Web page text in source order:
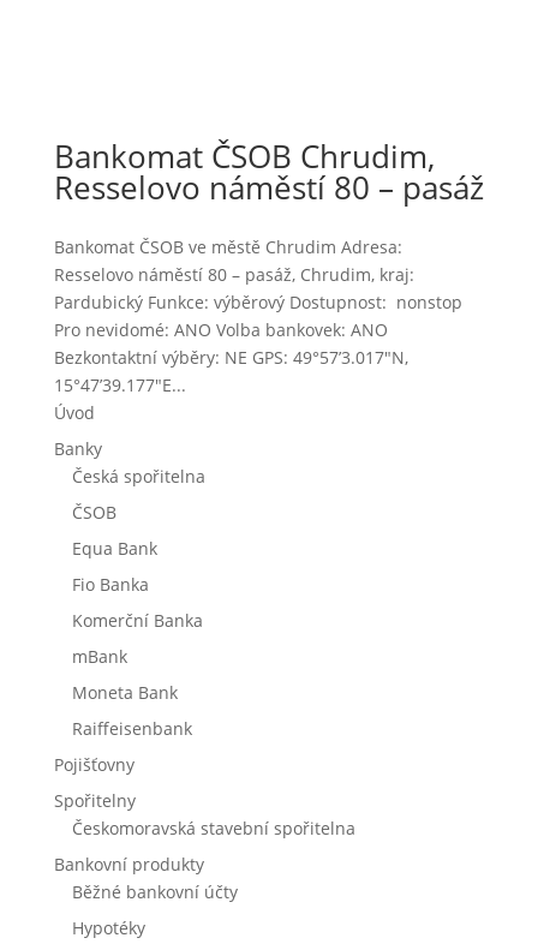
Bankomat ČSOB Chrudim,
Resselovo náměstí 80 – pasáž
Bankomat ČSOB ve městě Chrudim Adresa:
Resselovo náměstí 80 – pasáž, Chrudim, kraj:
Pardubický Funkce: výběrový Dostupnost: nonstop
Pro nevidomé: ANO Volba bankovek: ANO
Bezkontaktní výběry: NE GPS: 49°57’3.017″N,
15°47’39.177″E...
Úvod
Banky
Česká spořitelna
ČSOB
Equa Bank
Fio Banka
Komerční Banka
mBank
Moneta Bank
Raiffeisenbank
Pojišťovny
Spořitelny
Českomoravská stavební spořitelna
Bankovní produkty
Běžné bankovní účty
Hypotéky